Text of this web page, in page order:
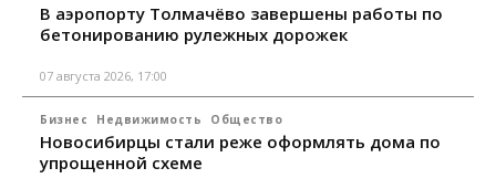
В аэропорту Толмачёво завершены работы по
бетонированию рулежных дорожек
07 августа 2026, 17:00
Бизнес Недвижимость Общество
Новосибирцы стали реже оформлять дома по
упрощенной схеме